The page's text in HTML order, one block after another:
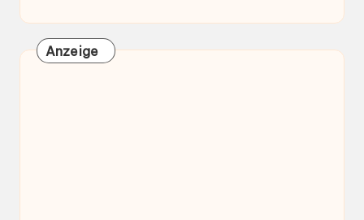
Anzeige